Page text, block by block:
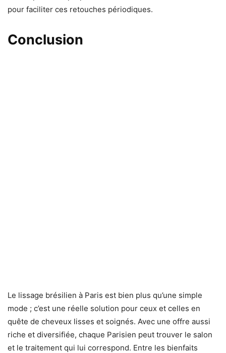
pour faciliter ces retouches périodiques.
Conclusion
Le lissage brésilien à Paris est bien plus qu’une simple
mode ; c’est une réelle solution pour ceux et celles en
quête de cheveux lisses et soignés. Avec une offre aussi
riche et diversifiée, chaque Parisien peut trouver le salon
et le traitement qui lui correspond. Entre les bienfaits